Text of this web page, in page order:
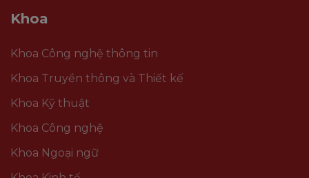
Khoa
Khoa Công nghệ thông tin
Khoa Truyền thông và Thiết kế
Khoa Kỹ thuật
Khoa Công nghệ
Khoa Ngoại ngữ